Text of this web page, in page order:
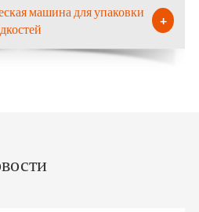
машина для упаковки
+